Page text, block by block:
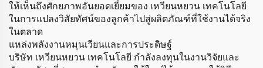
ให้เห็นถึงศักยภาพอันยอดเยี่ยมของ เหวียนหยวน เทคโนโลยี
ในการแปลงวิสัยทัศน์ของลูกค้าไปสู่ผลิตภัณฑ์ที่ใช้งานได้จริง
ในตลาด
แหล่งพลังงานหมุนเวียนและการประดิษฐ์
บริษัท เหวียนหยวน เทคโนโลยี กำลังลงทุนในงานวิจัยและ